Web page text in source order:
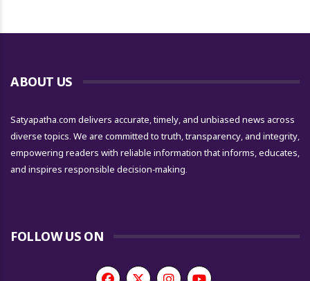
ABOUT US
Satyapatha.com delivers accurate, timely, and unbiased news across
diverse topics. We are committed to truth, transparency, and integrity,
empowering readers with reliable information that informs, educates,
and inspires responsible decision-making.
FOLLOW US ON